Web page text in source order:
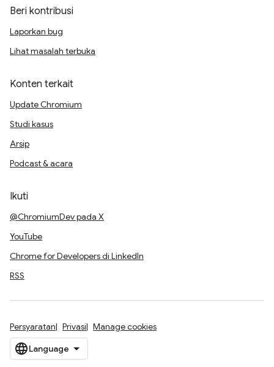
Beri kontribusi
Laporkan bug
Lihat masalah terbuka
Konten terkait
Update Chromium
Studi kasus
Arsip
Podcast & acara
Ikuti
@ChromiumDev pada X
YouTube
Chrome for Developers di LinkedIn
RSS
Persyaratan Privasi Manage cookies